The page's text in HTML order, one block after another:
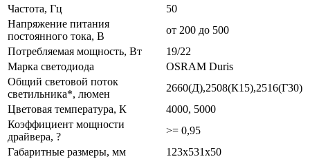
Частота, Гц
50
Напряжение питания
постоянного тока, В
от 200 до 500
Потребляемая мощность, Вт
19/22
Марка светодиода
OSRAM Duris
Общий световой поток
светильника*, люмен
2660(Д),2508(К15),2516(Г30)
Цветовая температура, К
4000, 5000
Коэффициент мощности
драйвера, ?
>= 0,95
Габаритные размеры, мм
123х531х50